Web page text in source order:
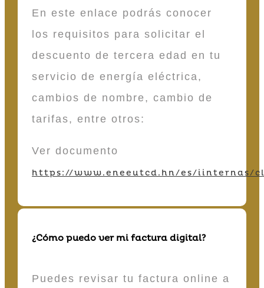
En este enlace podrás conocer
los requisitos para solicitar el
descuento de tercera edad en tu
servicio de energía eléctrica,
cambios de nombre, cambio de
tarifas, entre otros:
Ver documento
https://www.eneeutcd.hn/es/iinternas/
¿Cómo puedo ver mi factura digital?
Puedes revisar tu factura online a